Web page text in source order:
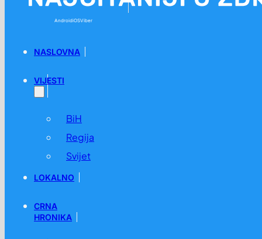
AndroidiOSViber
NASLOVNA
VIJESTI
BiH
Regija
Svijet
LOKALNO
CRNA
HRONIKA